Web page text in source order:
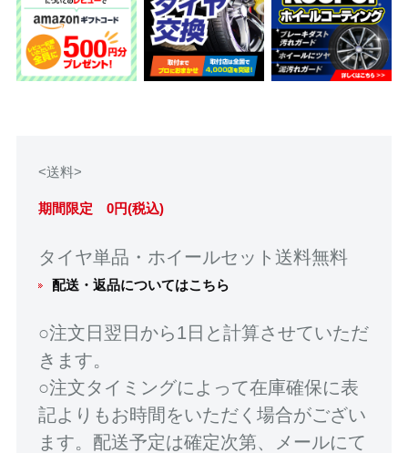
<送料>
期間限定 0円(税込)
タイヤ単品・ホイールセット送料無料
配送・返品についてはこちら
○注文日翌日から1日と計算させていただ
きます。
○注文タイミングによって在庫確保に表
記よりもお時間をいただく場合がござい
ます。配送予定は確定次第、メールにて